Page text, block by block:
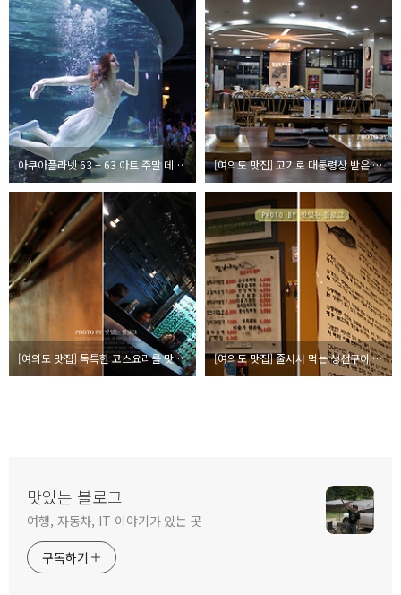
아쿠아플라넷 63 + 63 아트 주말 데이트, 주차비부터 맛집까지 [여의도 맛집] 고기로 대통령상 받은 주신정
[여의도 맛집] 독특한 코스요리를 맛볼 수 있는 곳, 바삭 [여의도 맛집] 줄서서 먹는 생선구이 백반의 진수, 털보고된이
맛있는 블로그
여행, 자동차, IT 이야기가 있는 곳
구독하기